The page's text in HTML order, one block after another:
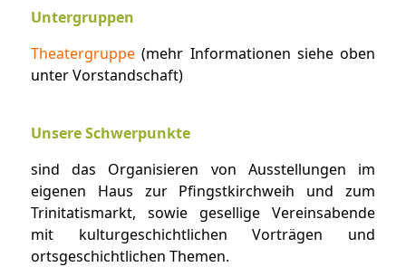
Untergruppen
Theatergruppe (mehr Informationen siehe oben
unter Vorstandschaft)
Unsere Schwerpunkte
sind das Organisieren von Ausstellungen im
eigenen Haus zur Pfingstkirchweih und zum
Trinitatismarkt, sowie gesellige Vereinsabende
mit kulturgeschichtlichen Vorträgen und
ortsgeschichtlichen Themen.